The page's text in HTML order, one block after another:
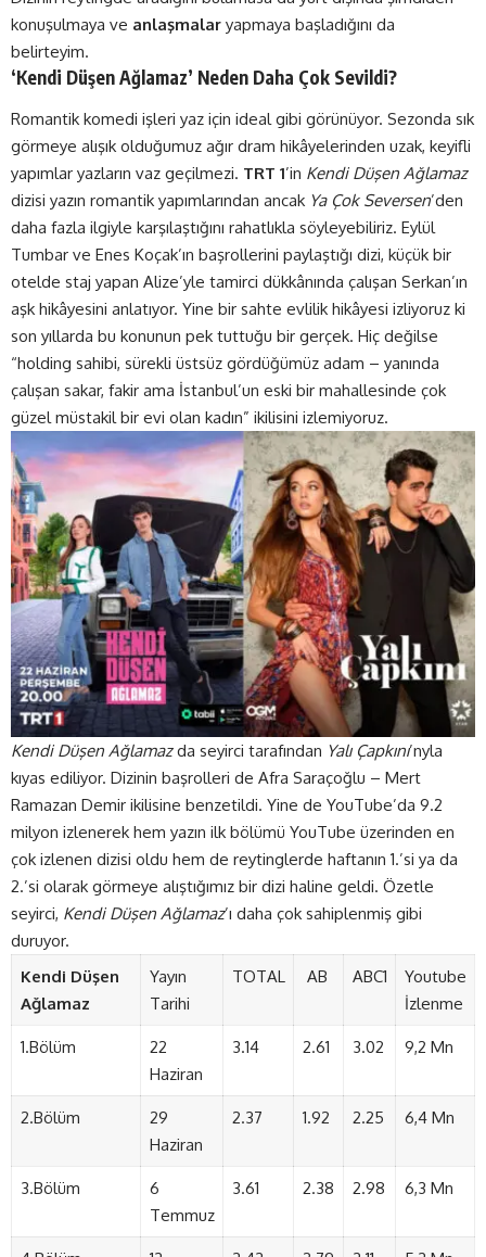
konuşulmaya ve anlaşmalar yapmaya başladığını da
belirteyim.
‘Kendi Düşen Ağlamaz’ Neden Daha Çok Sevildi?
Romantik komedi işleri yaz için ideal gibi görünüyor. Sezonda sık
görmeye alışık olduğumuz ağır dram hikâyelerinden uzak, keyifli
yapımlar yazların vaz geçilmezi. TRT 1’in Kendi Düşen Ağlamaz
dizisi yazın romantik yapımlarından ancak Ya Çok Seversen’den
daha fazla ilgiyle karşılaştığını rahatlıkla söyleyebiliriz. Eylül
Tumbar ve Enes Koçak’ın başrollerini paylaştığı dizi, küçük bir
otelde staj yapan Alize’yle tamirci dükkânında çalışan Serkan’ın
aşk hikâyesini anlatıyor. Yine bir sahte evlilik hikâyesi izliyoruz ki
son yıllarda bu konunun pek tuttuğu bir gerçek. Hiç değilse
“holding sahibi, sürekli üstsüz gördüğümüz adam – yanında
çalışan sakar, fakir ama İstanbul’un eski bir mahallesinde çok
güzel müstakil bir evi olan kadın” ikilisini izlemiyoruz.
Kendi Düşen Ağlamazda seyirci tarafından Yalı Çapkını’nyla
kıyas ediliyor. Dizinin başrolleri de Afra Saraçoğlu – Mert
Ramazan Demir ikilisine benzetildi. Yine de YouTube’da 9.2
milyon izlenerek hem yazın ilk bölümü YouTube üzerinden en
çok izlenen dizisi oldu hem de reytinglerde haftanın 1.’si ya da
2.’si olarak görmeye alıştığımız bir dizi haline geldi. Özetle
seyirci, Kendi Düşen Ağlamaz’ı daha çok sahiplenmiş gibi
duruyor.
Kendi Düşen
Ağlamaz
Yayın
Tarihi
TOTAL AB ABC1
Youtube
İzlenme
1.Bölüm
22
Haziran
3.14 2.61 3.02 9,2 Mn
2.Bölüm
29
Haziran
2.37 1.92 2.25 6,4 Mn
3.Bölüm
6
Temmuz
3.61 2.38 2.98 6,3 Mn